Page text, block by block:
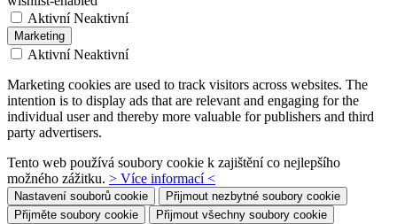
Aktivní Neaktivní
Marketing
Aktivní Neaktivní
Marketing cookies are used to track visitors across websites. The
intention is to display ads that are relevant and engaging for the
individual user and thereby more valuable for publishers and third
party advertisers.
Tento web používá soubory cookie k zajištění co nejlepšího
možného zážitku. > Více informací <
Nastavení souborů cookie
Přijmout nezbytné soubory cookie
Přijměte soubory cookie
Přijmout všechny soubory cookie